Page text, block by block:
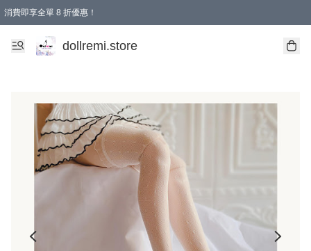
消費即享全單 8 折優惠！
購物滿 HKD 1500.00即享免運費優惠！（適用於 本地送貨、本地取貨、國際送貨 )
dollremi.store